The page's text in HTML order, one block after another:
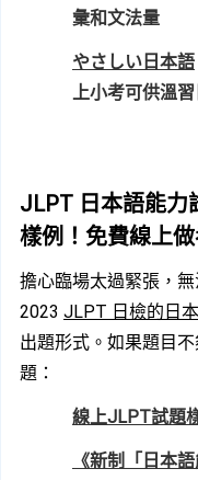
彙和文法量
やさしい日本語
上小考可供溫
JLPT 日本語能
樣例！免費線上
擔心臨場太過緊張，
2023 JLPT 日檢的日
出題形式。如果題目
題：
線上JLPT試題
《新制「日本